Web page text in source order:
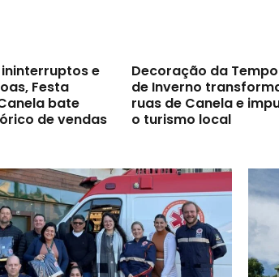
ininterruptos e
Festa
bate
de vendas
Decoração da
de Inverno
ruas de Canela e
o turismo local